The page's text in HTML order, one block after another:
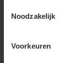
Noodzakelijk
Voorkeuren
Mediumtemperatuur